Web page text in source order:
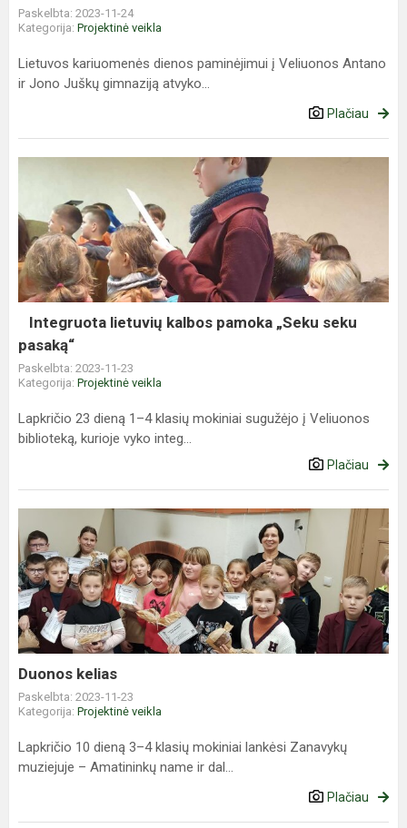
Paskelbta: 2023-11-24
Kategorija: Projektinė veikla
Lietuvos kariuomenės dienos paminėjimui į Veliuonos Antano
ir Jono Juškų gimnaziją atvyko...
Plačiau
lietuvių
kalbos
pamoka
„Seku
seku
pasaką“
Integruota lietuvių kalbos pamoka „Seku seku
pasaką“
Paskelbta: 2023-11-23
Kategorija: Projektinė veikla
Lapkričio 23 dieną 1–4 klasių mokiniai sugužėjo į Veliuonos
biblioteką, kurioje vyko integ...
Plačiau
kelias
Duonos kelias
Paskelbta: 2023-11-23
Kategorija: Projektinė veikla
Lapkričio 10 dieną 3–4 klasių mokiniai lankėsi Zanavykų
muziejuje – Amatininkų name ir dal...
Plačiau